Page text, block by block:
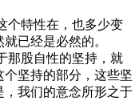
个特性在，也多少变
已经是必然的。
那股自性的坚持，就
坚持的部分，这些坚
我们的意念所形之于